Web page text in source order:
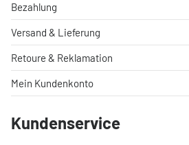
Bezahlung
Versand & Lieferung
Retoure & Reklamation
Mein Kundenkonto
Kundenservice